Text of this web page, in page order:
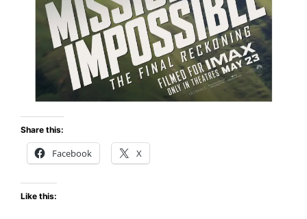
Share this:
Facebook X
Like this: